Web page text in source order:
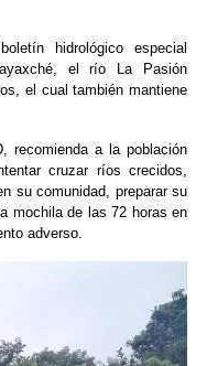
hidrológico especial
el río La Pasión
el cual también mantiene
recomienda a la población
cruzar ríos crecidos,
su comunidad, preparar su
mochila de las 72 horas en
adverso.